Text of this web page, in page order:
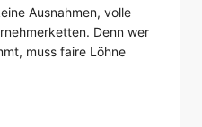
Ausnahmen, volle
Denn wer
muss faire Löhne